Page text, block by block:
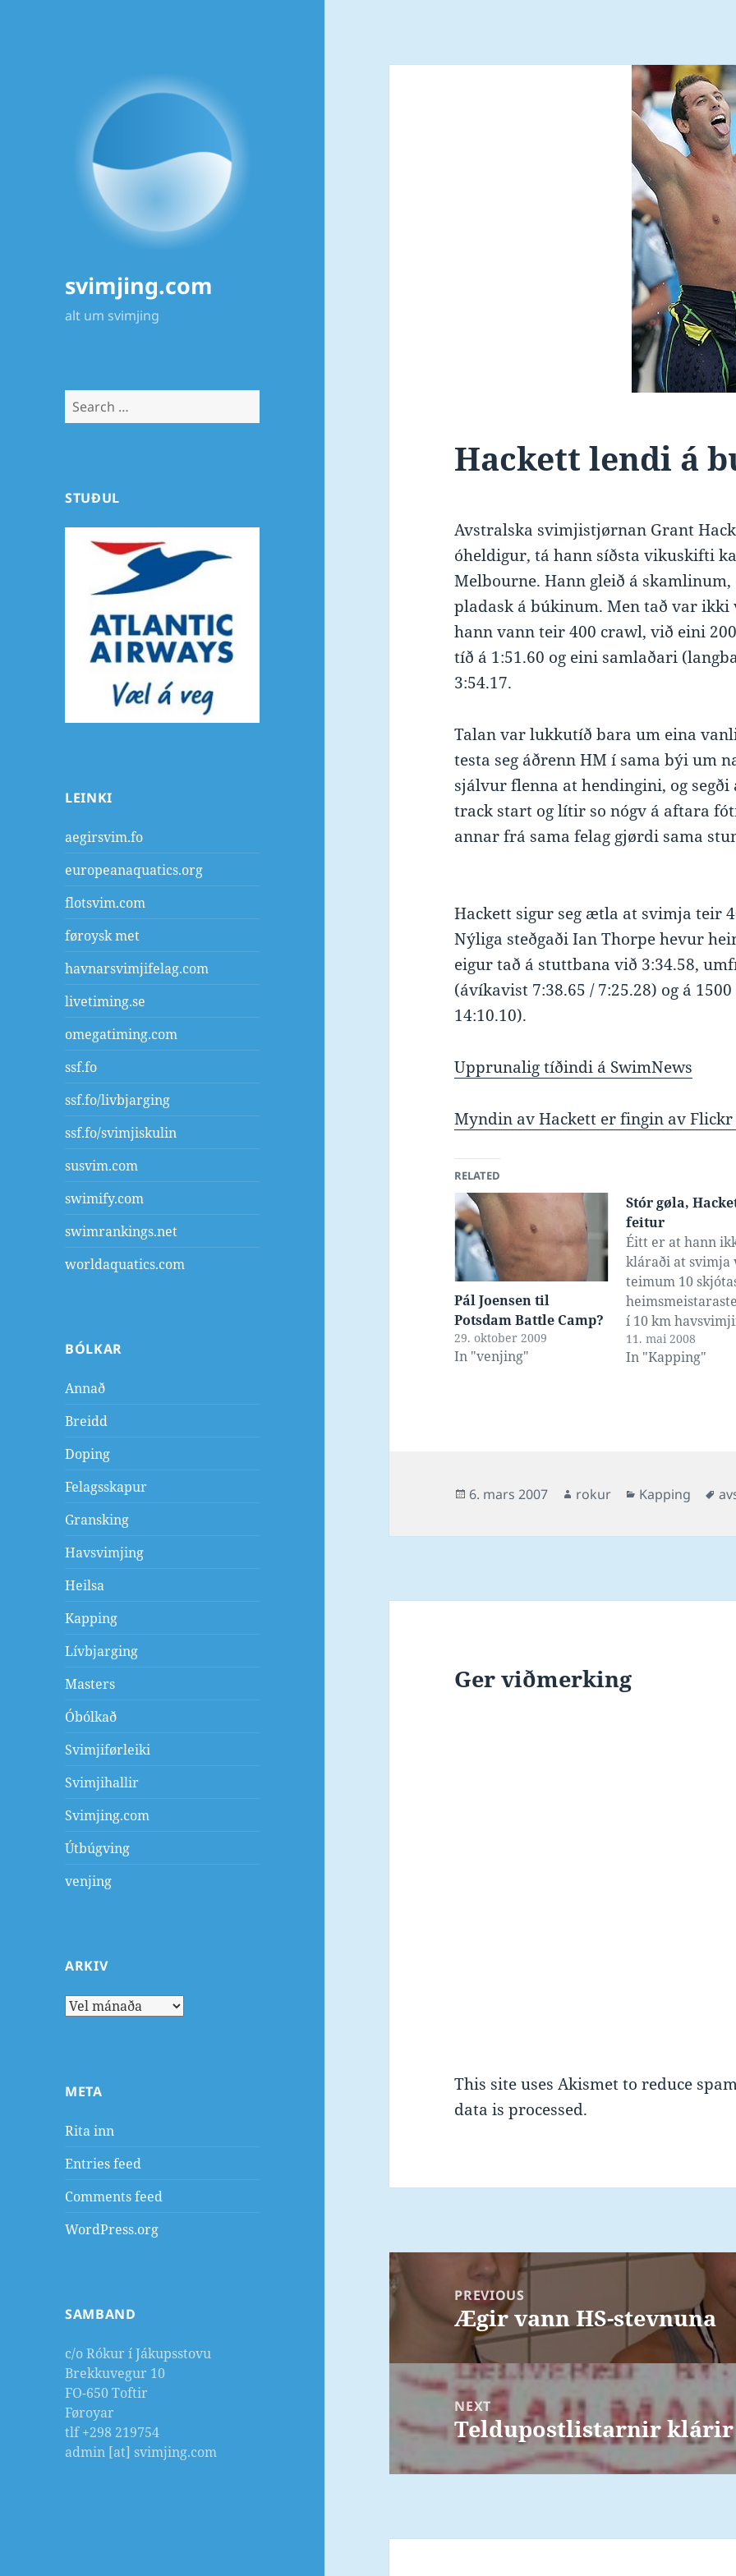
svimjing.com
alt um svimjing
Search
for:
STUÐUL
LEINKI
aegirsvim.fo
europeanaquatics.org
flotsvim.com
føroysk met
havnarsvimjifelag.com
livetiming.se
omegatiming.com
ssf.fo
ssf.fo/livbjarging
ssf.fo/svimjiskulin
susvim.com
swimify.com
swimrankings.net
worldaquatics.com
BÓLKAR
Annað
Breidd
Doping
Felagsskapur
Gransking
Havsvimjing
Heilsa
Kapping
Lívbjarging
Masters
Óbólkað
Svimjiførleiki
Svimjihallir
Svimjing.com
Útbúgving
venjing
ARKIV
Arkiv
META
Rita inn
Entries feed
Comments feed
WordPress.org
SAMBAND
c/o Rókur í Jákupsstovu
Brekkuvegur 10
FO-650 Toftir
Føroyar
tlf +298 219754
admin [at] svimjing.com
Hackett lendi á
Avstralska svimjistjørnan Grant
óheldigur, tá hann síðsta vikuskifti
Melbourne. Hann gleið á
pladask á búkinum. Men tað var ikki
hann vann teir 400 crawl, við eini
tíð á 1:51.60 og eini samlaðari
3:54.17.
Talan var lukkutíð bara um eina
testa seg áðrenn HM í sama býi um
sjálvur flenna at hendingini, og
track start og lítir so nógv á aftara
annar frá sama felag gjørdi sama
Hackett sigur seg ætla at svimja teir
Nýliga steðgaði Ian Thorpe hevur
eigur tað á stuttbana við 3:34.58,
(ávíkavist 7:38.65 / 7:25.28) og á
14:10.10).
Upprunalig tíðindi á SwimNews
Myndin av Hackett er fingin av Flickr
RELATED
Pál Joensen til
Potsdam Battle Camp?
29. oktober 2009
In "venjing"
Stór gøla,
feitur
Éitt er at hann
kláraði at svimja
teimum 10
í 10 km
seinasta
enntá varð
11. mai 2008
In "Kapping"
Posted
6. mars 2007 Author
rokur Categories
Kapping
Ger viðmerking
This site uses Akismet to reduce
data is processed.
Post
navigationPREVIOUS
Previous
post:
Ægir vann HS-stevnuna
NEXT
Next
post:
Teldupostlistarnir klárir